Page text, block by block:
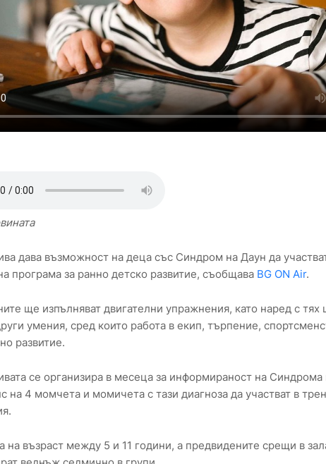
дава възможност на деца със Синдром на Даун да
програма за ранно детско развитие, съобщава BG ON Air.
ще изпълняват двигателни упражнения, като наред с тях
умения, сред които работа в екип, търпeниe,
рaзвитиe.
се организира в месеца за информираност на
на 4 момчета и момичета с тази диагноза да участват в
на възраст между 5 и 11 години, а предвидените срещи в